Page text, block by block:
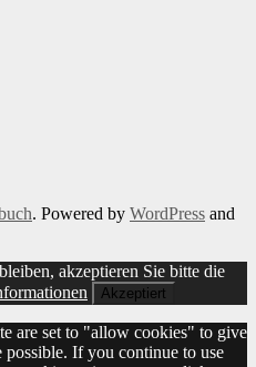
. Powered by WordPress and
akzeptieren Sie bitte die
Akzeptiert
are set to "allow cookies" to give
If you continue to use